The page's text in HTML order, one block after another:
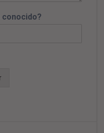
conocido?